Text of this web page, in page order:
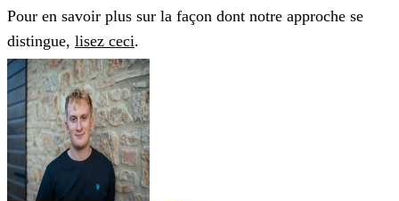
Pour en savoir plus sur la façon dont notre approche se
distingue, lisez ceci.